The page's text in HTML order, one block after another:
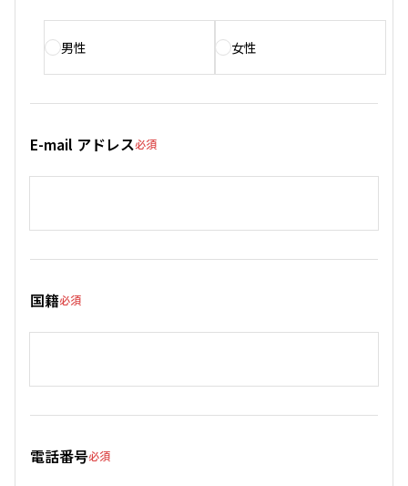
男性 女性
E-mail アドレス必須
国籍必須
電話番号必須